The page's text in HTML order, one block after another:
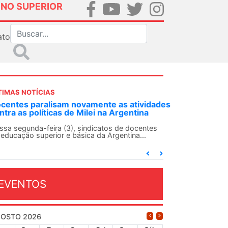
SUPERIOR
NOTÍCIAS
SN convoca docentes para Dia de
Internacionalista com Cuba em
de agosto
SN conclama suas seções sindicais e o